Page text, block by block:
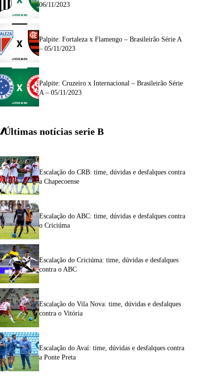
06/11/2023
Palpite: Fortaleza x Flamengo – Brasileirão Série A
– 05/11/2023
Palpite: Cruzeiro x Internacional – Brasileirão Série
A – 05/11/2023
Últimas notícias serie B
Escalação do CRB: time, dúvidas e desfalques contra
a Chapecoense
Escalação do ABC: time, dúvidas e desfalques contra
o Criciúma
Escalação do Criciúma: time, dúvidas e desfalques
contra o ABC
Escalação do Vila Nova: time, dúvidas e desfalques
contra o Vitória
Escalação do Avaí: time, dúvidas e desfalques contra
a Ponte Preta